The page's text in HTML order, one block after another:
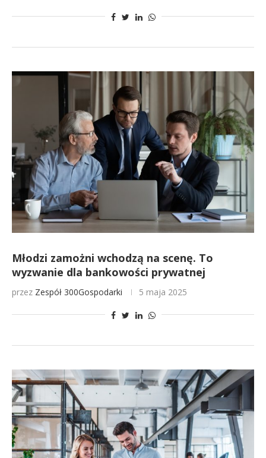
Młodzi zamożni wchodzą na scenę. To
wyzwanie dla bankowości prywatnej
przez Zespół 300Gospodarki 5 maja 2025